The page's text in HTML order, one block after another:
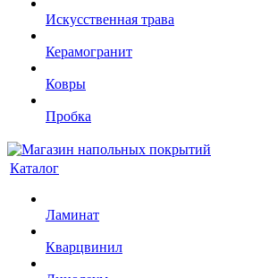
Искусственная трава
Керамогранит
Ковры
Пробка
Каталог
Ламинат
Кварцвинил